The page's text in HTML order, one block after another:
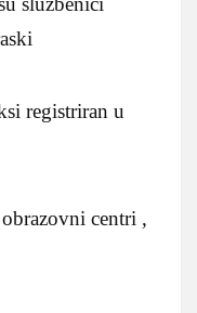
registriran u
centri ,